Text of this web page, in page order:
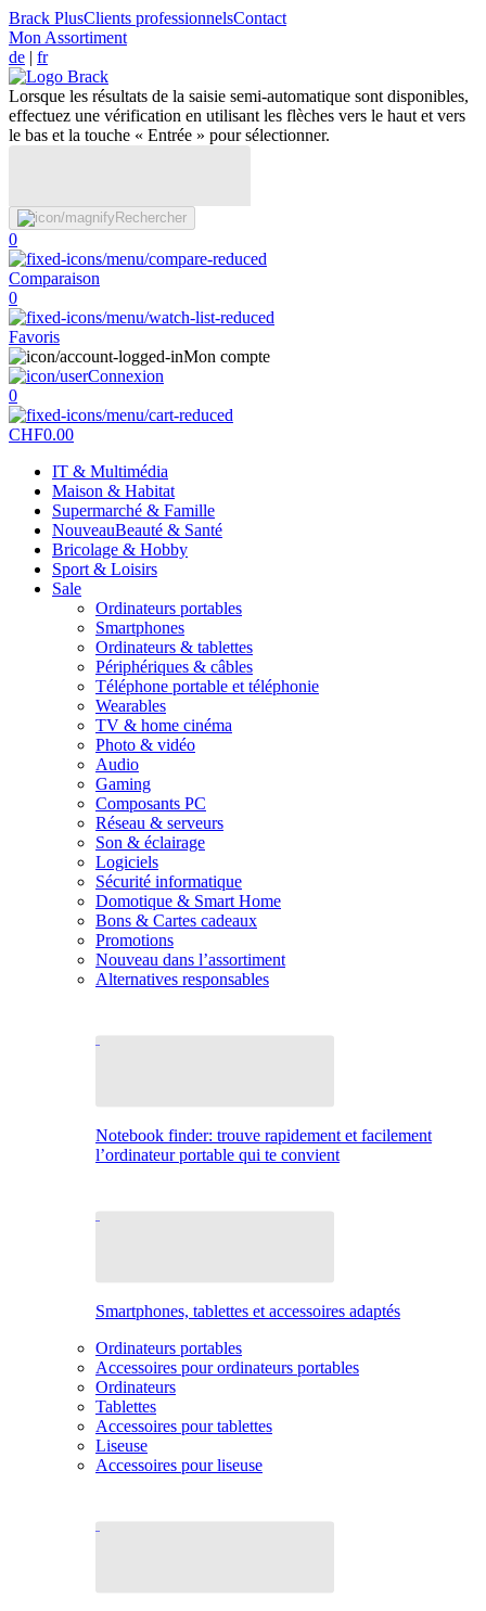
Brack PlusClients professionnelsContact
Mon Assortiment
de | fr
Lorsque les résultats de la saisie semi-automatique sont disponibles,
effectuez une vérification en utilisant les flèches vers le haut et vers
le bas et la touche « Entrée » pour sélectionner.
Rechercher
0
Comparaison
0
Favoris
Mon compte
Connexion
0
CHF0.00
IT & Multimédia
Maison & Habitat
Supermarché & Famille
NouveauBeauté & Santé
Bricolage & Hobby
Sport & Loisirs
Sale
Ordinateurs portables
Smartphones
Ordinateurs & tablettes
Périphériques & câbles
Téléphone portable et téléphonie
Wearables
TV & home cinéma
Photo & vidéo
Audio
Gaming
Composants PC
Réseau & serveurs
Son & éclairage
Logiciels
Sécurité informatique
Domotique & Smart Home
Bons & Cartes cadeaux
Promotions
Nouveau dans l’assortiment
Alternatives responsables
Notebook finder: trouve rapidement et facilement
l’ordinateur portable qui te convient
Smartphones, tablettes et accessoires adaptés
Ordinateurs portables
Accessoires pour ordinateurs portables
Ordinateurs
Tablettes
Accessoires pour tablettes
Liseuse
Accessoires pour liseuse